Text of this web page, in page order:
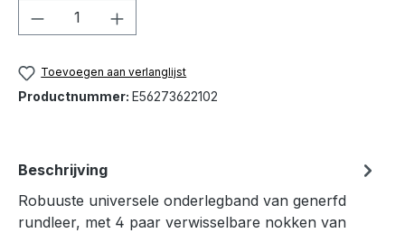
Producthoeveelheid: Voer de
Toevoegen aan verlanglijst
Productnummer: E56273622102
Beschrijving
Robuuste universele onderlegband van generfd
rundleer, met 4 paar verwisselbare nokken van